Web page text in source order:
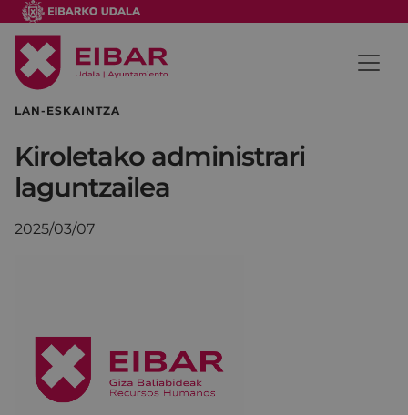
LAN-ESKAINTZA
Kiroletako administrari
laguntzailea
2025/03/07